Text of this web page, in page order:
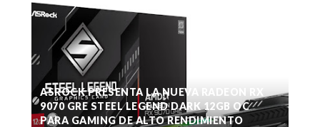
ASROCK PRESENTA LA NUEVA RADEON RX
9070 GRE STEEL LEGEND DARK 12GB OC
PARA GAMING DE ALTO RENDIMIENTO